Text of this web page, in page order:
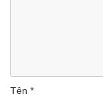
Tên *